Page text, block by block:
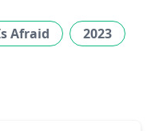
Afraid 2023